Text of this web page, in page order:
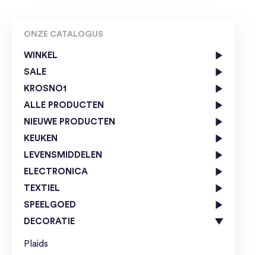
ONZE CATALOGUS
WINKEL
SALE
KROSNO1
ALLE PRODUCTEN
NIEUWE PRODUCTEN
KEUKEN
LEVENSMIDDELEN
ELECTRONICA
TEXTIEL
SPEELGOED
DECORATIE
Plaids